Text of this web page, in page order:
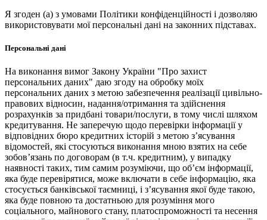
Я згоден (а) з умовами Політики конфіденційності і дозволяю
використовувати мої персональні дані на законних підставах.
Персональні дані
На виконання вимог Закону України "Про захист
персональних даних" даю згоду на обробку моїх
персональних даних з метою забезпечення реалізації цивільно-
правових відносин, надання/отримання та здійснення
розрахунків за придбані товари/послуги, в тому числі шляхом
кредитування. Не заперечую щодо перевірки інформації у
відповідних бюро кредитних історій з метою з’ясування
відомостей, які стосуються виконання мною взятих на себе
зобов’язань по договорам (в т.ч. кредитним), у випадку
наявності таких, тим самим розуміючи, що об’єм інформації,
яка буде перевірятися, може включати в себе інформацію, яка
стосується банківської таємниці, і з’ясування якої буде такою,
яка буде повною та достатньою для розуміння мого
соціального, майнового стану, платоспроможності та несення